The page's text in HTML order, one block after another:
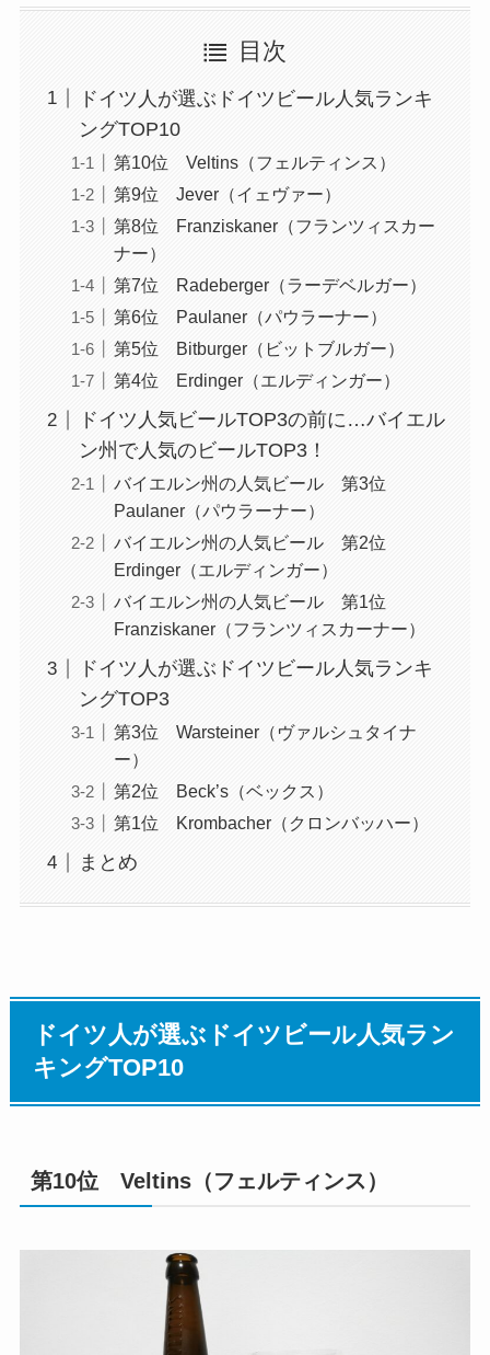
目次
ドイツ人が選ぶドイツビール人気ランキ
ングTOP10
第10位 Veltins（フェルティンス）
第9位 Jever（イェヴァー）
第8位 Franziskaner（フランツィスカー
ナー）
第7位 Radeberger（ラーデベルガー）
第6位 Paulaner（パウラーナー）
第5位 Bitburger（ビットブルガー）
第4位 Erdinger（エルディンガー）
ドイツ人気ビールTOP3の前に…バイエル
ン州で人気のビールTOP3！
バイエルン州の人気ビール 第3位
Paulaner（パウラーナー）
バイエルン州の人気ビール 第2位
Erdinger（エルディンガー）
バイエルン州の人気ビール 第1位
Franziskaner（フランツィスカーナー）
ドイツ人が選ぶドイツビール人気ランキ
ングTOP3
第3位 Warsteiner（ヴァルシュタイナ
ー）
第2位 Beck’s（ベックス）
第1位 Krombacher（クロンバッハー）
まとめ
ドイツ人が選ぶドイツビール人気ラン
キングTOP10
第10位 Veltins（フェルティンス）